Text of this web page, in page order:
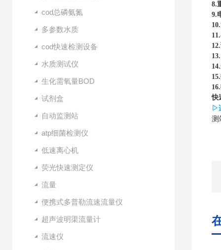
cod总磷氨氮
多参数水质
cod快速检测设备
水质测试仪
生化需氧量BOD
试剂盒
自动监测站
atp细菌检测仪
低速离心机
荧光快速测定仪
流量
便携式多普勒流速流量仪
超声波明渠流量计
流速仪
8.
9.
10.
11.
14.
16.
快
▷
测